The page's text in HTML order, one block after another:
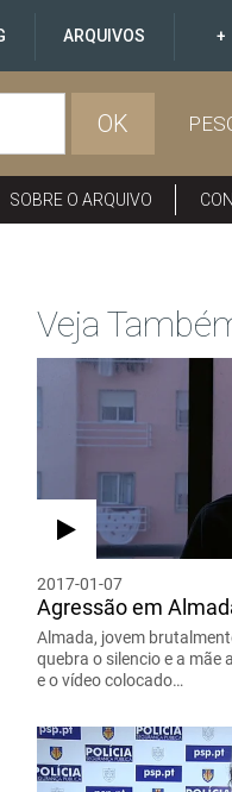
ARQUIVOS +
OK
SOBRE O ARQUIVO
Veja
2017-01-07
Agressão em
Almada, jovem
quebra o silencio e a mãe
e o vídeo colocado…